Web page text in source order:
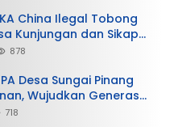
China Ilegal Tobong
Kunjungan dan Sikap
Kepri?
878
Desa Sungai Pinang
Wujudkan Generasi
718